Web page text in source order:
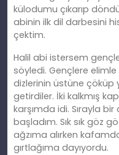
külodumu çıkarıp
abinin ilk dil darbesini
çektim.
Halil abi istersem
söyledi. Gençlere
dizlerinin üstüne çöküp
getirdiler. İki kalkmış
karşımda idi. Sırayla
başladım. Sık sık göz
ağzıma alırken
gırtlağıma dayıyordu.